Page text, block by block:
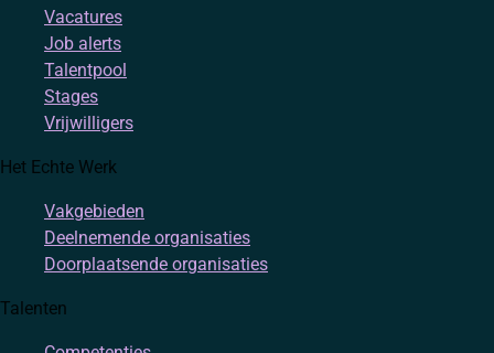
Vacatures
Job alerts
Talentpool
Stages
Vrijwilligers
Het Echte Werk
Vakgebieden
Deelnemende organisaties
Doorplaatsende organisaties
Talenten